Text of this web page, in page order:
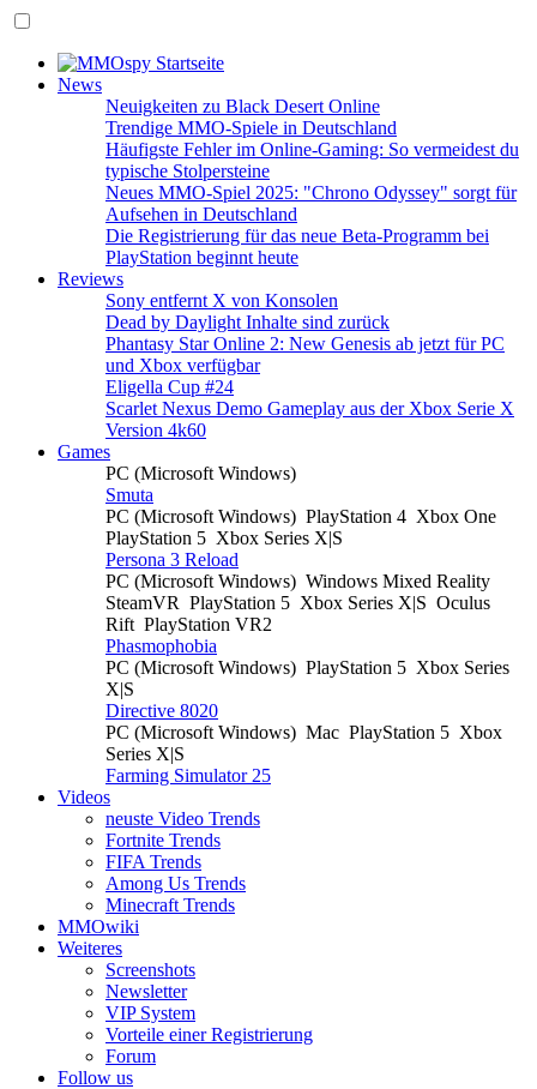
News
Neuigkeiten zu Black Desert Online
Trendige MMO-Spiele in Deutschland
Häufigste Fehler im Online-Gaming: So vermeidest du
typische Stolpersteine
Neues MMO-Spiel 2025: "Chrono Odyssey" sorgt für
Aufsehen in Deutschland
Die Registrierung für das neue Beta-Programm bei
PlayStation beginnt heute
Reviews
Sony entfernt X von Konsolen
Dead by Daylight Inhalte sind zurück
Phantasy Star Online 2: New Genesis ab jetzt für PC
und Xbox verfügbar
Eligella Cup #24
Scarlet Nexus Demo Gameplay aus der Xbox Serie X
Version 4k60
Games
PC (Microsoft Windows)
Smuta
PC (Microsoft Windows) PlayStation 4 Xbox One
PlayStation 5 Xbox Series X|S
Persona 3 Reload
PC (Microsoft Windows) Windows Mixed Reality
SteamVR PlayStation 5 Xbox Series X|S Oculus
Rift PlayStation VR2
Phasmophobia
PC (Microsoft Windows) PlayStation 5 Xbox Series
X|S
Directive 8020
PC (Microsoft Windows) Mac PlayStation 5 Xbox
Series X|S
Farming Simulator 25
Videos
neuste Video Trends
Fortnite Trends
FIFA Trends
Among Us Trends
Minecraft Trends
MMOwiki
Weiteres
Screenshots
Newsletter
VIP System
Vorteile einer Registrierung
Forum
Follow us